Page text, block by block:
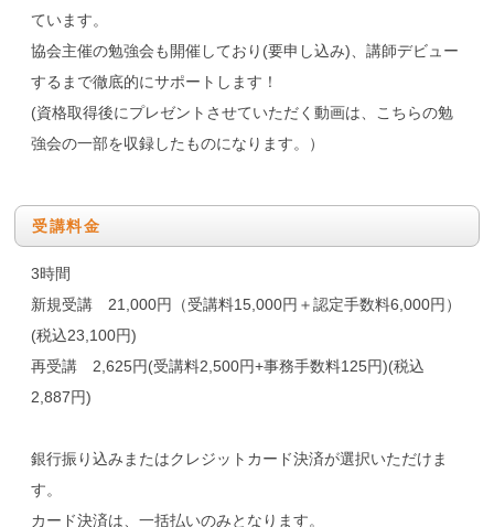
ています。
協会主催の勉強会も開催しており(要申し込み)、講師デビュー
するまで徹底的にサポートします！
(資格取得後にプレゼントさせていただく動画は、こちらの勉
強会の一部を収録したものになります。）
受講料金
3時間
新規受講 21,000円（受講料15,000円＋認定手数料6,000円）
(税込23,100円)
再受講 2,625円(受講料2,500円+事務手数料125円)(税込
2,887円)
銀行振り込みまたはクレジットカード決済が選択いただけま
す。
カード決済は、一括払いのみとなります。